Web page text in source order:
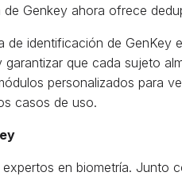
Genkey ahora ofrece
de identificación de GenKey
garantizar que cada sujeto
personalizados para
casos de uso.
expertos en biometría. Junto